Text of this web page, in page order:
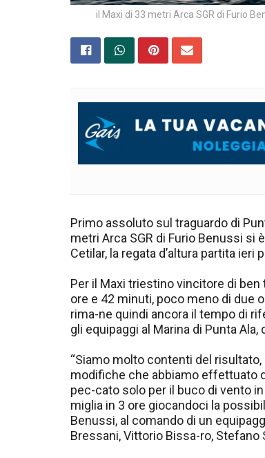
il Maxi di 33 metri Arca SGR di Furio
Primo assoluto sul traguardo di
metri Arca SGR di Furio Benussi si
Cetilar, la regata d’altura partita
Per il Maxi triestino vincitore di
ore e 42 minuti, poco meno di due
rima-ne quindi ancora il tempo di
gli equipaggi al Marina di Punta
“Siamo molto contenti del
modifiche che abbiamo effettuato
pec-cato solo per il buco di vento
miglia in 3 ore giocandoci la
Benussi, al comando di un
Bressani, Vittorio Bissa-ro, Stefano